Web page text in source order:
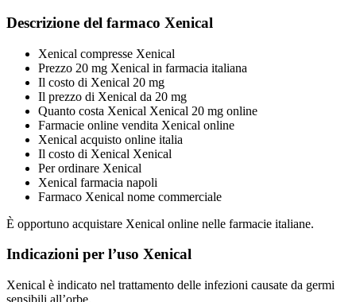
Descrizione del farmaco Xenical
Xenical compresse Xenical
Prezzo 20 mg Xenical in farmacia italiana
Il costo di Xenical 20 mg
Il prezzo di Xenical da 20 mg
Quanto costa Xenical Xenical 20 mg online
Farmacie online vendita Xenical online
Xenical acquisto online italia
Il costo di Xenical Xenical
Per ordinare Xenical
Xenical farmacia napoli
Farmaco Xenical nome commerciale
È opportuno acquistare Xenical online nelle farmacie italiane.
Indicazioni per l’uso Xenical
Xenical è indicato nel trattamento delle infezioni causate da germi